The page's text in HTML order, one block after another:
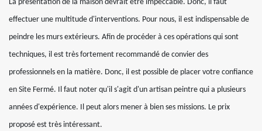
La présentation de la maison devrait être impeccable. Donc, il faut
effectuer une multitude d'interventions. Pour nous, il est indispensable de
peindre les murs extérieurs. Afin de procéder à ces opérations qui sont
techniques, il est très fortement recommandé de convier des
professionnels en la matière. Donc, il est possible de placer votre confiance
en Site Fermé. Il faut noter qu'il s'agit d'un artisan peintre qui a plusieurs
années d'expérience. Il peut alors mener à bien ses missions. Le prix
proposé est très intéressant.